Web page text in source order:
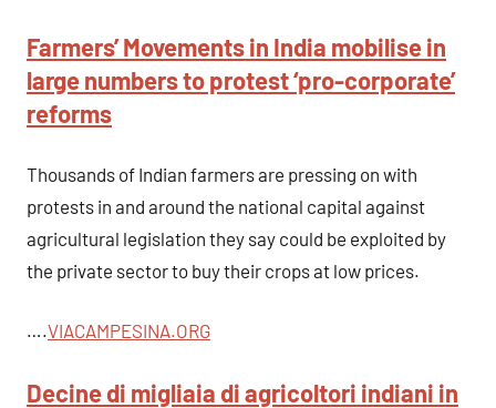
Farmers’ Movements in India mobilise in
large numbers to protest ‘pro-corporate’
reforms
Thousands of Indian farmers are pressing on with
protests in and around the national capital against
agricultural legislation they say could be exploited by
the private sector to buy their crops at low prices.
….VIACAMPESINA.ORG
Decine di migliaia di agricoltori indiani in